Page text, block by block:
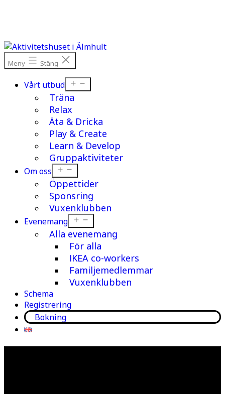
Meny Stäng
Vårt utbud
meny
Träna
Relax
Äta & Dricka
Play & Create
Learn & Develop
Gruppaktiviteter
Om oss
meny
Öppettider
Sponsring
Vuxenklubben
Evenemang
meny
Alla evenemang
För alla
IKEA co-workers
Familjemedlemmar
Vuxenklubben
Schema
Registrering
Bokning